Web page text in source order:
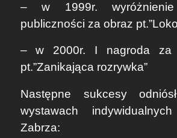
– w 1999r.
publiczności za obraz
– w 2000r. I nagroda za
pt.”Zanikająca rozrywka”
Następne sukcesy
wystawach
Zabrza: